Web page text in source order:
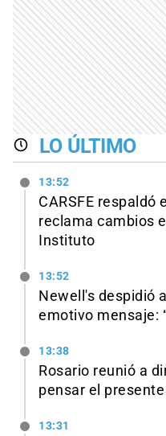
LO ÚLTIMO
13:52
CARSFE respaldó
reclama cambios
Instituto
13:52
Newell's despidió
emotivo mensaje:
13:38
Rosario reunió a
pensar el
13:31